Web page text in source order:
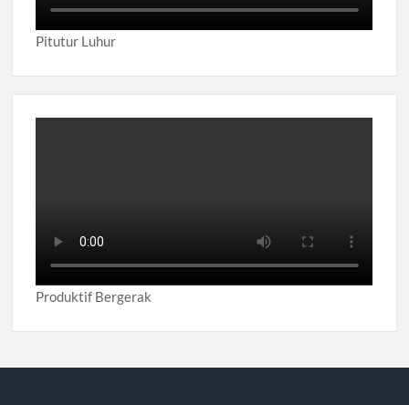
Pitutur Luhur
Produktif Bergerak